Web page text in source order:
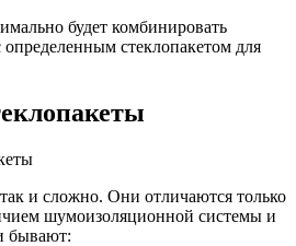
будет комбинировать
стеклопакетом для
и сложно. Они отличаются только
шумоизоляционной системы и
бывают: